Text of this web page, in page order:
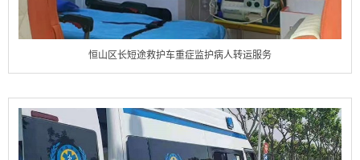
恒山区长短途救护车重症监护病人转运服务